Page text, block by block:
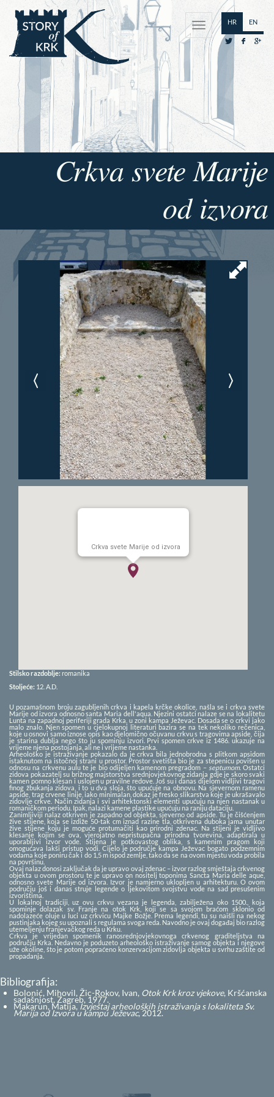
HR EN
Crkva svete Marije
od izvora
Crkva svete Marije od izvora
Stilsko razdoblje: romanika
Stoljeće: 12. A.D.
U pozamašnom broju zagubljenih crkva i kapela krčke okolice, našla se i crkva svete
Marije od izvora odnosno santa Maria dell'aqua. Njezini ostatci nalaze se na lokalitetu
Lunta na zapadnoj periferiji grada Krka, u zoni kampa Ježevac. Dosada se o crkvi jako
malo znalo. Njen spomen u cjelokupnoj literaturi bazira se na tek nekoliko rečenica,
koje u osnovi samo iznose opis kao djelomično očuvanu crkvu s tragovima apside, čija
je starina dublja nego što ju spominju izvori. Prvi spomen crkve iz 1486. ukazuje na
vrijeme njena postojanja, ali ne i vrijeme nastanka.
Arheološko je istraživanje pokazalo da je crkva bila jednobrodna s plitkom apsidom
istaknutom na istočnoj strani u prostor. Prostor svetišta bio je za stepenicu povišen u
odnosu na crkvenu aulu te je bio odijeljen kamenom pregradom – septumom. Ostatci
zidova pokazatelj su brižnog majstorstva srednjovjekovnog zidanja gdje je skoro svaki
kamen pomno klesan i uslojen u pravilne redove. Još su i danas dijelom vidljivi tragovi
finog žbukanja zidova, i to u dva sloja, što upućuje na obnovu. Na sjevernom ramenu
apside, trag crvene linije, iako minimalan, dokaz je fresko slikarstva koje je ukrašavalo
zidovlje crkve. Način zidanja i svi arhitektonski elementi upućuju na njen nastanak u
romaničkom periodu. Ipak, nalazi kamene plastike upućuju na raniju dataciju.
Zanimljiviji nalaz otkriven je zapadno od objekta, sjeverno od apside. Tu je čišćenjem
žive stijene, koja se izdiže 50-tak cm iznad razine tla, otkrivena duboka jama unutar
žive stijene koju je moguće protumačiti kao prirodni zdenac. Na stijeni je vidljivo
klesanje kojim se ova, vjerojatno nepristupačna prirodna tvorevina, adaptirala u
uporabljivi izvor vode. Stijena je potkovastog oblika, s kamenim pragom koji
omogućava lakši pristup vodi. Cijelo je područje kampa Ježevac bogato podzemnim
vodama koje poniru čak i do 1,5 m ispod zemlje, tako da se na ovom mjestu voda probila
na površinu.
Ovaj nalaz donosi zaključak da je upravo ovaj zdenac – izvor razlog smještaja crkvenog
objekta u ovom prostoru te je upravo on nositelj toponima Sancta Maria delle aque,
odnosno svete Marije od izvora. Izvor je namjerno uklopljen u arhitekturu. O ovom
području još i danas struje legende o ljekovitom svojstvu vode na sad presušenim
izvorištima.
U lokalnoj tradiciji, uz ovu crkvu vezana je legenda, zabilježena oko 1500., koja
spominje dolazak sv. Franje na otok Krk, koji se sa svojom braćom sklonio od
nadolazeće oluje u luci uz crkvicu Majke Božje. Prema legendi, tu su naišli na nekog
pustinjaka kojeg su upoznali s regulama svoga reda. Navodno je ovaj događaj bio razlog
utemeljenju franjevačkog reda u Krku.
Crkva je vrijedan spomenik ranosrednjovjekovnoga crkvenog graditeljstva na
području Krka. Nedavno je poduzeto arheološko istraživanje samog objekta i njegove
uže okoline, što je potom popraćeno konzervacijom zidovlja objekta u svrhu zaštite od
propadanja.
Bibliografija:
Bolonić, Mihovil, Žic-Rokov, Ivan, Otok Krk kroz vjekove, Kršćanska
sadašnjost, Zagreb, 1977.
Makarun, Matija,Izvještaj arheoloških istraživanja s lokaliteta Sv.
Marija od Izvora u kampu Ježevac, 2012.